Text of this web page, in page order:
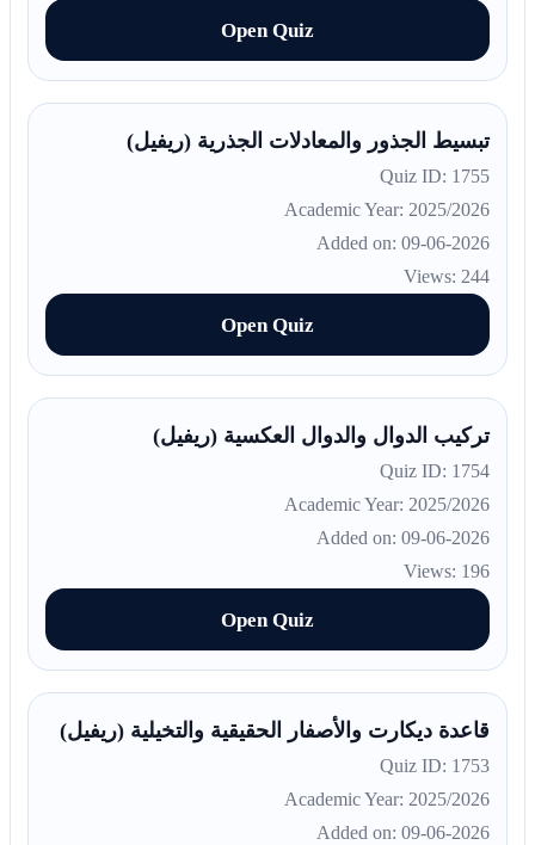
Open Quiz
تبسيط الجذور والمعادلات الجذرية (ريفيل)
Quiz ID: 1755
Academic Year: 2025/2026
Added on: 09-06-2026
Views: 244
Open Quiz
تركيب الدوال والدوال العكسية (ريفيل)
Quiz ID: 1754
Academic Year: 2025/2026
Added on: 09-06-2026
Views: 196
Open Quiz
قاعدة ديكارت والأصفار الحقيقية والتخيلية (ريفيل)
Quiz ID: 1753
Academic Year: 2025/2026
Added on: 09-06-2026